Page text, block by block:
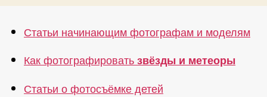
Статьи начинающим фотографам и моделям
Как фотографироватьзвёзды и метеоры
Статьи о фотосъёмке детей